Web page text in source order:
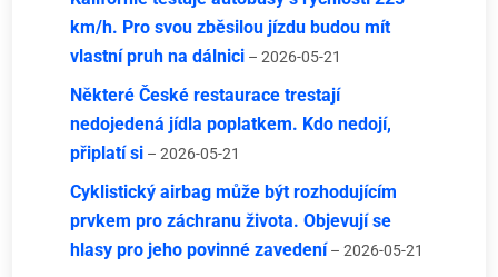
km/h. Pro svou zběsilou jízdu budou mít
vlastní pruh na dálnici – 2026-05-21
Některé České restaurace trestají
nedojedená jídla poplatkem. Kdo nedojí,
připlatí si – 2026-05-21
Cyklistický airbag může být rozhodujícím
prvkem pro záchranu života. Objevují se
hlasy pro jeho povinné zavedení – 2026-05-21